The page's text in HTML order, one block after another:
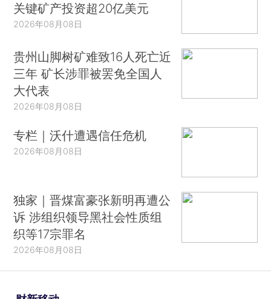
关键矿产投资超20亿美元
2026年08月08日
贵州山脚树矿难致16人死亡近
三年 矿长涉罪被罢免全国人
大代表
2026年08月08日
专栏｜沃什遭遇信任危机
2026年08月08日
独家｜晋煤富豪张新明再遭公
诉 涉组织领导黑社会性质组
织等17宗罪名
2026年08月08日